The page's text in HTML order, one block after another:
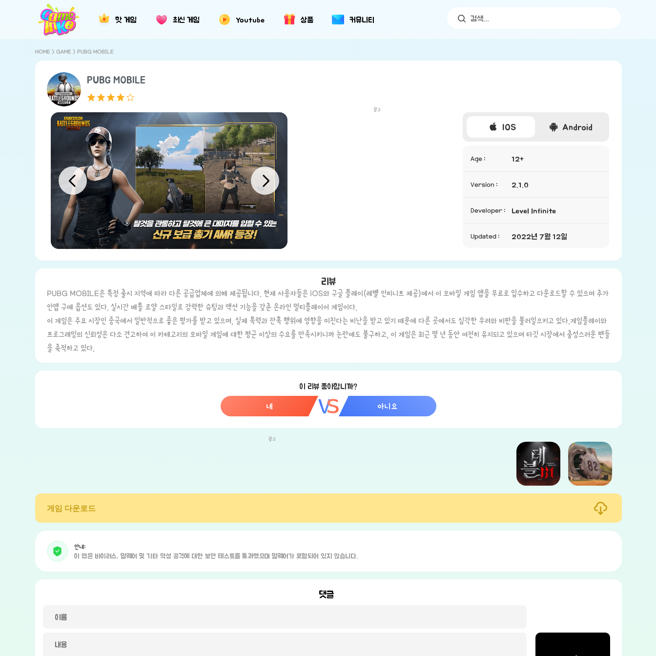
핫 게임 최신 게임 Youtube 상품 커뮤니티
HOME > GAME > PUBG MOBILE
PUBG MOBILE
광고
IOS Android
Age : 12+
Version : 2.1.0
Developer : Level Infinite
Updated : 2022년 7월 12일
리뷰
PUBG MOBILE은 특정 출시 지역에 따라 다른 공급업체에 의해 제공됩니다. 현재 사용자들은 iOS와 구글 플레이(레벨 인피니트 제공)에서 이 모바일 게임 앱을 무료로 입수하고 다운로드할 수 있으며 추가
인앱 구매 옵션도 있다. 실시간 배틀 로얄 스타일로 강력한 슈팅과 액션 기능을 갖춘 온라인 멀티플레이어 게임이다.
이 게임은 주요 시장인 중국에서 일반적으로 좋은 평가를 받고 있으며, 실제 폭력과 잔혹 행위에 영향을 미친다는 비난을 받고 있기 때문에 다른 곳에서도 심각한 우려와 비판을 불러일으키고 있다.게임플레이와
프로그래밍의 신뢰성은 다소 견고하여 이 카테고리의 모바일 게임에 대한 평균 이상의 수요를 만족시키니까 논란에도 불구하고, 이 게임은 최근 몇 년 동안 여전히 유지되고 있으며 타깃 시장에서 충성스러운 팬들
을 축적하고 있다.
이 리뷰 좋아합니까?
네 아니요
광고
게임 다운로드
안내:
이 앱은 바이러스, 멀웨어 및 기타 악성 공격에 대한 보안 테스트를 통과했으며 멀웨어가 포함되어 있지 않습니다.
댓글